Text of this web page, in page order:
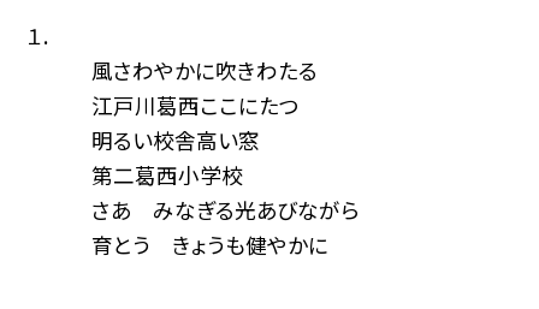
１.
風さわやかに吹きわたる
江戸川葛西ここにたつ
明るい校舎高い窓
第二葛西小学校
さあ みなぎる光あびながら
育とう きょうも健やかに